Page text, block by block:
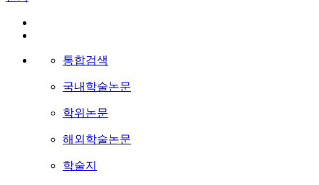
통합검색
국내학술논문
학위논문
해외학술논문
학술지